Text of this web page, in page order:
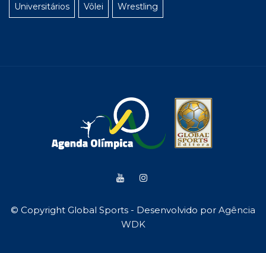
Universitários Vôlei Wrestling
© Copyright Global Sports - Desenvolvido por Agência
WDK